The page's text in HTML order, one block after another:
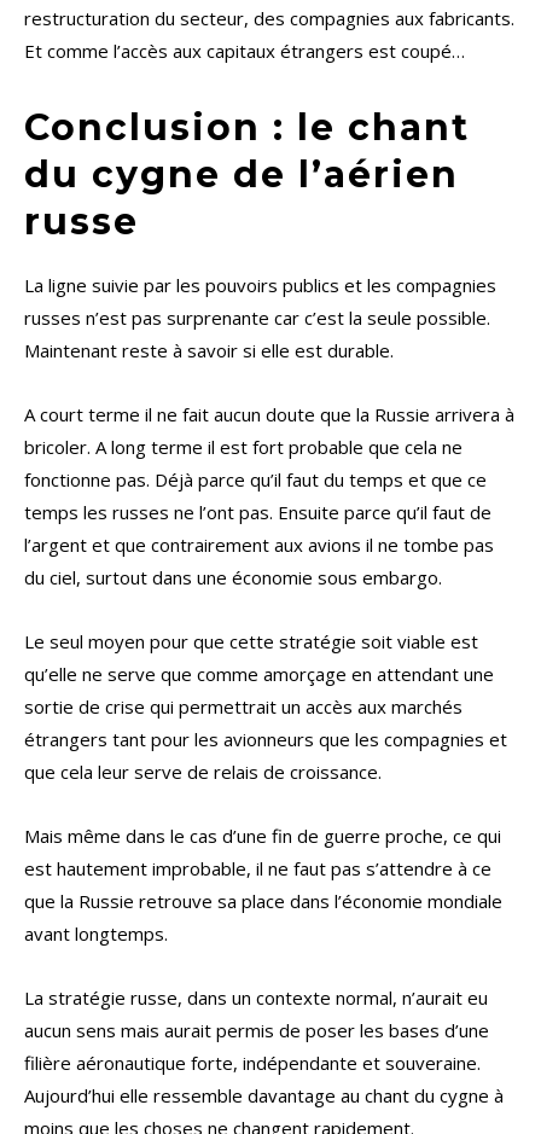
restructuration du secteur, des compagnies aux fabricants.
Et comme l’accès aux capitaux étrangers est coupé…
Conclusion : le chant
du cygne de l’aérien
russe
La ligne suivie par les pouvoirs publics et les compagnies
russes n’est pas surprenante car c’est la seule possible.
Maintenant reste à savoir si elle est durable.
A court terme il ne fait aucun doute que la Russie arrivera à
bricoler. A long terme il est fort probable que cela ne
fonctionne pas. Déjà parce qu’il faut du temps et que ce
temps les russes ne l’ont pas. Ensuite parce qu’il faut de
l’argent et que contrairement aux avions il ne tombe pas
du ciel, surtout dans une économie sous embargo.
Le seul moyen pour que cette stratégie soit viable est
qu’elle ne serve que comme amorçage en attendant une
sortie de crise qui permettrait un accès aux marchés
étrangers tant pour les avionneurs que les compagnies et
que cela leur serve de relais de croissance.
Mais même dans le cas d’une fin de guerre proche, ce qui
est hautement improbable, il ne faut pas s’attendre à ce
que la Russie retrouve sa place dans l’économie mondiale
avant longtemps.
La stratégie russe, dans un contexte normal, n’aurait eu
aucun sens mais aurait permis de poser les bases d’une
filière aéronautique forte, indépendante et souveraine.
Aujourd’hui elle ressemble davantage au chant du cygne à
moins que les choses ne changent rapidement.